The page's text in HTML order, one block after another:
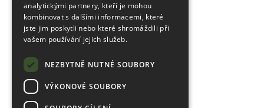
analytickými partnery, kteří je mohou
kombinovat s dalšími informacemi, které
jste jim poskytli nebo které shromáždili při
vašem používání jejich služeb.
NEZBYTNĚ NUTNÉ SOUBORY
VÝKONOVÉ SOUBORY